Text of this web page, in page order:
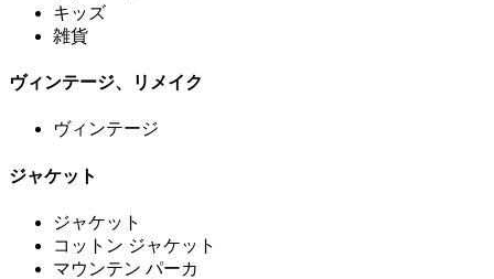
キッズ
雑貨
ヴィンテージ、リメイク
ヴィンテージ
ジャケット
ジャケット
コットン ジャケット
マウンテン パーカ